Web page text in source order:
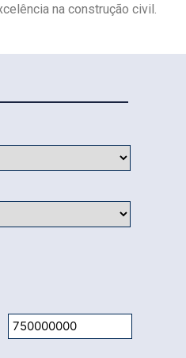
na construção civil.